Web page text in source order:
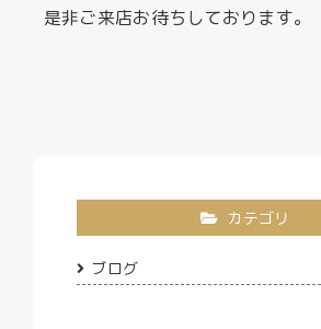
是非ご来店お待ちしております。
カテゴリ
ブログ